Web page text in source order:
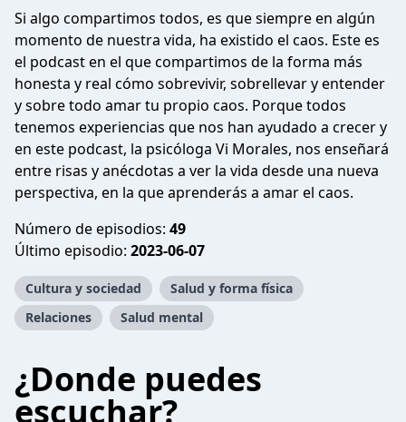
Si algo compartimos todos, es que siempre en algún
momento de nuestra vida, ha existido el caos. Este es
el podcast en el que compartimos de la forma más
honesta y real cómo sobrevivir, sobrellevar y entender
y sobre todo amar tu propio caos. Porque todos
tenemos experiencias que nos han ayudado a crecer y
en este podcast, la psicóloga Vi Morales, nos enseñará
entre risas y anécdotas a ver la vida desde una nueva
perspectiva, en la que aprenderás a amar el caos.
Número de episodios: 49
Último episodio: 2023-06-07
Cultura y sociedad
Salud y forma física
Relaciones
Salud mental
¿Donde puedes
escuchar?